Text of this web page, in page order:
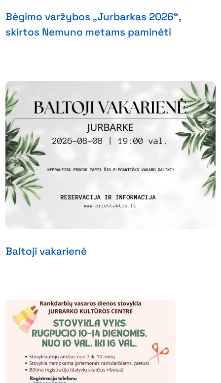
Bėgimo varžybos „Jurbarkas 2026“,
skirtos Nemuno metams paminėti
Baltoji vakarienė